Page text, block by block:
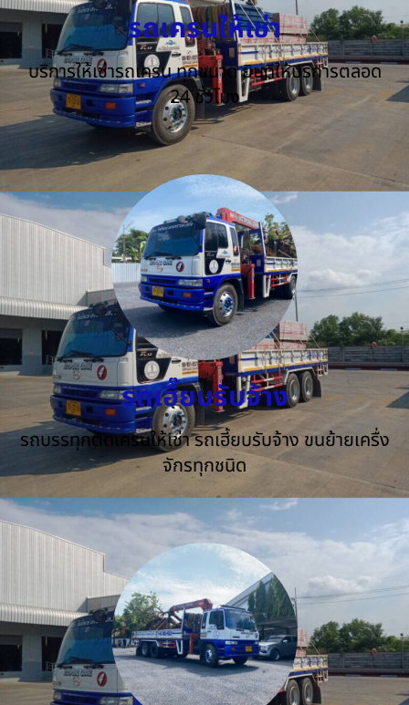
รถเครนให้เช่า
บริการให้เช่ารถเครน ทุกขนาด ยินดีให้บริการตลอด
24 ชั่วโมง
รถเฮี๊ยบรับจ้าง
รถบรรทุกติดเครนให้เช่า รถเฮี้ยบรับจ้าง ขนย้ายเครื่ง
จักรทุกชนิด